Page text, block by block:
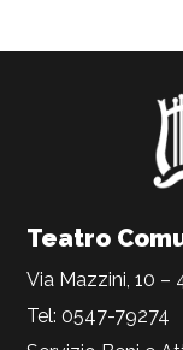
Teatro
Via Mazzini, 10 –
Tel: 0547-79274